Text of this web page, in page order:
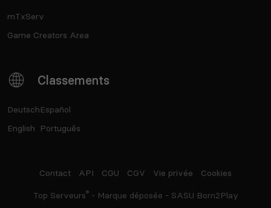
mTxServ
Game Creators Area
Classements
Deutsch
English
Español
Português
Contact API CGU CGV Vie privée Cookies
Top Serveurs®- Marque déposée - SASU Born2Play